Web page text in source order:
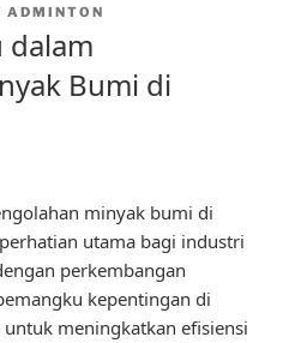
ADMINTON
dalam
Bumi di
minyak bumi di
utama bagi industri
perkembangan
kepentingan di
meningkatkan efisiensi